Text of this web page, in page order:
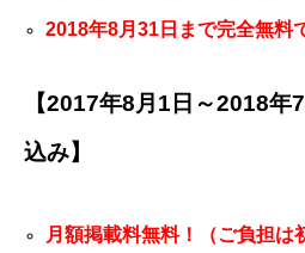
2018年8月31日まで完全無料
【2017年8月1日～2018年
込み】
月額掲載料無料！（ご負担は